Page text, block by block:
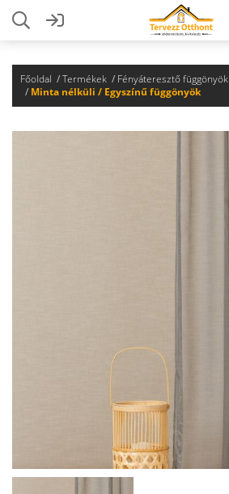
Főoldal Termékek
Fényáteresztő függönyök
Minta nélküli / Egyszínű függönyök